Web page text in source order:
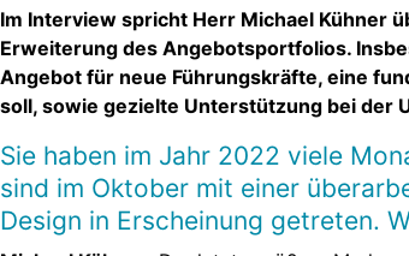
Im Interview spricht Herr Michael Kühner
Erweiterung des Angebotsportfolios.
Angebot für neue Führungskräfte, eine
soll, sowie gezielte Unterstützung bei der
Sie haben im Jahr 2022 viele
sind im Oktober mit einer
Design in Erscheinung getreten.